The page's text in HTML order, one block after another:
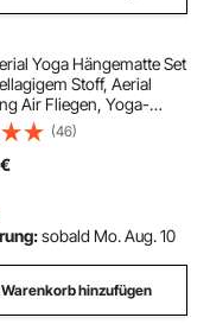
Yoga Hängematte Set
Stoff, Aerial
Air Fliegen, Yoga-
mit 360°-
& O-Sling & 136,07
Blau
(46)
€
sobald Mo. Aug. 10
hinzufügen